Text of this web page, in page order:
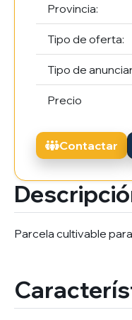
Parcela cultivable
Provincia:
Tipo de oferta:
Tipo de
Precio
Contactar